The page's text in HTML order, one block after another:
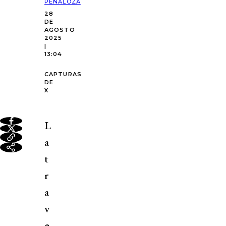
PEÑALOZA
28
DE
AGOSTO
2025
|
13:04
CAPTURAS
DE
X
L
a
t
r
a
v